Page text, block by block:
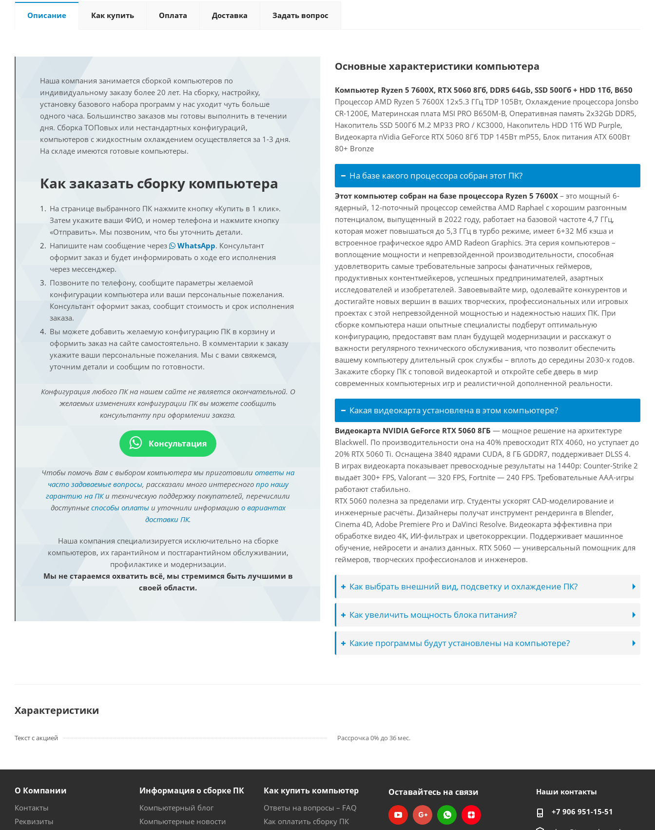
Описание Как купить Оплата Доставка Задать вопрос
Наша компания занимается сборкой компьютеров по
индивидуальному заказу более 20 лет. На сборку, настройку,
установку базового набора программ у нас уходит чуть больше
одного часа. Большинство заказов мы готовы выполнить в течении
дня. Сборка ТОПовых или нестандартных конфигураций,
компьютеров с жидкостным охлаждением осуществляется за 1-3 дня.
На складе имеются готовые компьютеры.
Как заказать сборку компьютера
На странице выбранного ПК нажмите кнопку «Купить в 1 клик».
Затем укажите ваши ФИО, и номер телефона и нажмите кнопку
«Отправить». Мы позвоним, что бы уточнить детали.
Напишите нам сообщение через
WhatsApp. Консультант
оформит заказ и будет информировать о ходе его исполнения
через мессенджер.
Позвоните по телефону, сообщите параметры желаемой
конфигурации компьютера или ваши персональные пожелания.
Консультант оформит заказ, сообщит стоимость и срок исполнения
заказа.
Вы можете добавить желаемую конфигурацию ПК в корзину и
оформить заказ на сайте самостоятельно. В комментарии к заказу
укажите ваши персональные пожелания. Мы с вами свяжемся,
уточним детали и сообщим по готовности.
Конфигурация любого ПК на нашем сайте не является окончательной. О
желаемых изменениях конфигурации ПК вы можете сообщить
консультанту при оформлении заказа.
Консультация
Чтобы помочь Вам с выбором компьютера мы приготовили ответы на
часто задаваемые вопросы, рассказали много интересного про нашу
гарантию на ПКи техническую поддержку покупателей, перечислили
доступные способы оплатыи уточнили информацию о вариантах
доставки ПК.
Наша компания специализируется исключительно на сборке
компьютеров, их гарантийном и постгарантийном обслуживании,
профилактике и модернизации.
Мы не стараемся охватить всё, мы стремимся быть лучшими в
своей области.
Основные характеристики компьютера
Компьютер Ryzen 5 7600X, RTX 5060 8Гб, DDR5 64Gb, SSD 500Гб + HDD 1Тб, B650
Процессор AMD Ryzen 5 7600X 12x5.3 ГГц TDP 105Вт, Охлаждение процессора Jonsbo
CR-1200E, Материнская плата MSI PRO B650M-B, Оперативная память 2x32Gb DDR5,
Накопитель SSD 500Гб M.2 MP33 PRO / KC3000, Накопитель HDD 1Тб WD Purple,
Видеокарта nVidia GeForce RTX 5060 8Гб TDP 145Вт mP55, Блок питания ATX 600Вт
80+ Bronze
На базе какого процессора собран этот ПК?
Этот компьютер собран на базе процессора Ryzen 5 7600X – это мощный 6-
ядерный, 12-поточный процессор семейства AMD Raphael с хорошим разгонным
потенциалом, выпущенный в 2022 году, работает на базовой частоте 4,7 ГГц,
которая может повышаться до 5,3 ГГц в турбо режиме, имеет 6+32 Мб кэша и
встроенное графическое ядро AMD Radeon Graphics. Эта серия компьютеров –
воплощение мощности и непревзойденной производительности, способная
удовлетворить самые требовательные запросы фанатичных геймеров,
продуктивных контентмейкеров, успешных предпринимателей, азартных
исследователей и изобретателей. Завоевывайте мир, одолевайте конкурентов и
достигайте новых вершин в ваших творческих, профессиональных или игровых
проектах с этой непревзойденной мощностью и надежностью наших ПК. При
сборке компьютера наши опытные специалисты подберут оптимальную
конфигурацию, предоставят вам план будущей модернизации и расскажут о
важности регулярного технического обслуживания, что позволит обеспечить
вашему компьютеру длительный срок службы – вплоть до середины 2030-х годов.
Закажите сборку ПК с топовой видеокартой и откройте себе дверь в мир
современных компьютерных игр и реалистичной дополненной реальности.
Какая видеокарта установлена в этом компьютере?
Видеокарта NVIDIA GeForce RTX 5060 8ГБ — мощное решение на архитектуре
Blackwell. По производительности она на 40% превосходит RTX 4060, но уступает до
20% RTX 5060 Ti. Оснащена 3840 ядрами CUDA, 8 ГБ GDDR7, поддерживает DLSS 4.
В играх видеокарта показывает превосходные результаты на 1440p: Counter-Strike 2
выдаёт 300+ FPS, Valorant — 320 FPS, Fortnite — 240 FPS. Требовательные AAA-игры
работают стабильно.
RTX 5060 полезна за пределами игр. Студенты ускорят CAD-моделирование и
инженерные расчёты. Дизайнеры получат инструмент рендеринга в Blender,
Cinema 4D, Adobe Premiere Pro и DaVinci Resolve. Видеокарта эффективна при
обработке видео 4K, ИИ-фильтрах и цветокоррекции. Поддерживает машинное
обучение, нейросети и анализ данных. RTX 5060 — универсальный помощник для
геймеров, творческих профессионалов и инженеров.
Как выбрать внешний вид, подсветку и охлаждение ПК?
Как увеличить мощность блока питания?
Какие программы будут установлены на компьютере?
Характеристики
Текст с акцией Рассрочка 0% до 36 мес.
О Компании
Контакты
Реквизиты
Информация о сборке ПК
Компьютерный блог
Компьютерные новости
Как купить компьютер
Ответы на вопросы – FAQ
Как оплатить сборку ПК
Оставайтесь на связи Наши контакты
+7 906 951-15-51